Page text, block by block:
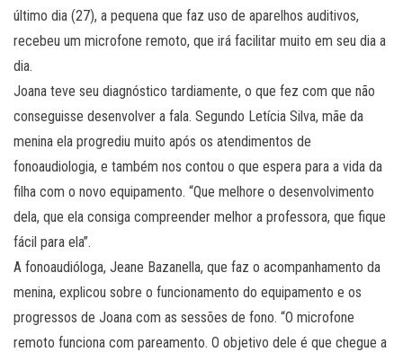
último dia (27), a pequena que faz uso de aparelhos auditivos,
recebeu um microfone remoto, que irá facilitar muito em seu dia a
dia.
Joana teve seu diagnóstico tardiamente, o que fez com que não
conseguisse desenvolver a fala. Segundo Letícia Silva, mãe da
menina ela progrediu muito após os atendimentos de
fonoaudiologia, e também nos contou o que espera para a vida da
filha com o novo equipamento. “Que melhore o desenvolvimento
dela, que ela consiga compreender melhor a professora, que fique
fácil para ela”.
A fonoaudióloga, Jeane Bazanella, que faz o acompanhamento da
menina, explicou sobre o funcionamento do equipamento e os
progressos de Joana com as sessões de fono. “O microfone
remoto funciona com pareamento. O objetivo dele é que chegue a